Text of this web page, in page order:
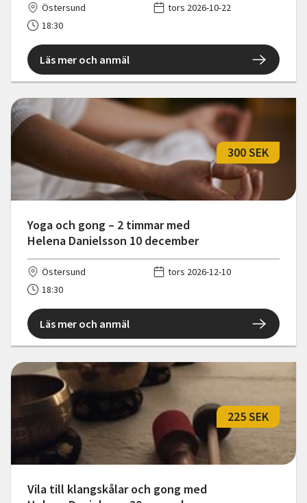
Östersund
tors 2026-10-22
18:30
Läs mer och anmäl
Yoga och gong – 2 timmar med
Helena Danielsson 10 december
300 SEK
Östersund
tors 2026-12-10
18:30
Läs mer och anmäl
Vila till klangskålar och gong med
225 SEK